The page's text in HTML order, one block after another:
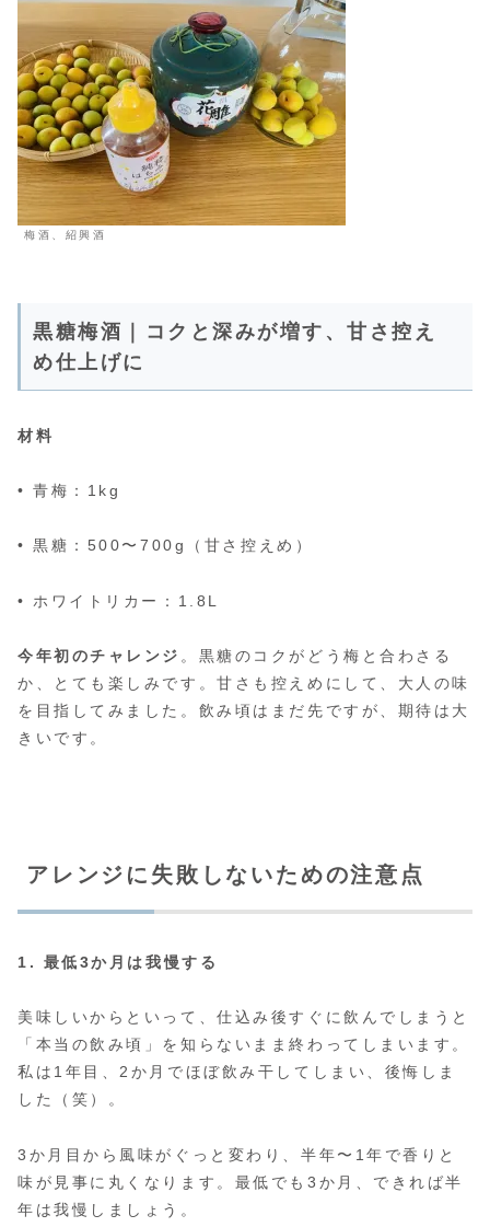
梅酒、紹興酒
黒糖梅酒｜コクと深みが増す、甘さ控え
め仕上げに
材料
• 青梅：1kg
• 黒糖：500〜700g（甘さ控えめ）
• ホワイトリカー：1.8L
今年初のチャレンジ 。黒糖のコクがどう梅と合わさる
か、とても楽しみです。甘さも控えめにして、大人の味
を目指してみました。飲み頃はまだ先ですが、期待は大
きいです。
アレンジに失敗しないための注意点
1. 最低3か月は我慢する
美味しいからといって、仕込み後すぐに飲んでしまうと
「本当の飲み頃」を知らないまま終わってしまいます。
私は1年目、2か月でほぼ飲み干してしまい、後悔しま
した（笑）。
3か月目から風味がぐっと変わり、半年〜1年で香りと
味が見事に丸くなります。最低でも3か月、できれば半
年は我慢しましょう。